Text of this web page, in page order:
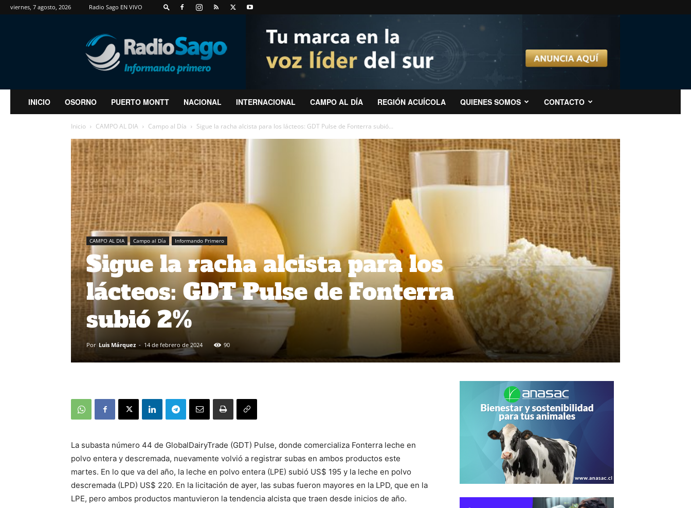
viernes, 7 agosto, 2026 Radio Sago EN VIVO
RadioSago
INICIO OSORNO PUERTO MONTT NACIONAL INTERNACIONAL CAMPO AL DÍA REGIÓN ACUÍCOLA QUIENES SOMOS CONTACTO
Inicio CAMPO AL DIA Campo al Día Sigue la racha alcista para los lácteos: GDT Pulse de Fonterra subió...
CAMPO AL DIA Campo al Día Informando Primero
Sigue la racha alcista para los
lácteos: GDT Pulse de Fonterra
subió 2%
Por Luis Márquez - 14 de febrero de 2024 90
La subasta número 44 de GlobalDairyTrade (GDT) Pulse, donde comercializa Fonterra leche en
polvo entera y descremada, nuevamente volvió a registrar subas en ambos productos este
martes. En lo que va del año, la leche en polvo entera (LPE) subió US$ 195 y la leche en polvo
descremada (LPD) US$ 220. En la licitación de ayer, las subas fueron mayores en la LPD, que en la
LPE, pero ambos productos mantuvieron la tendencia alcista que traen desde inicios de año.